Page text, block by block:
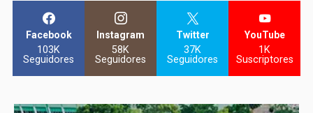
Facebook
103K
Seguidores
Instagram
58K
Seguidores
Twitter
37K
Seguidores
YouTube
1K
Suscriptores